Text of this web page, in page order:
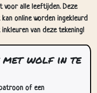
voor alle leeftijden. Deze
online worden ingekleurd
van deze tekening!
met wolf in te
of een